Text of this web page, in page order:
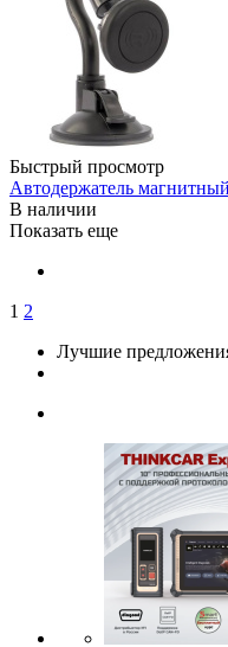
Быстрый просмотр
Автодержатель
В наличии
Показать еще
1 2
Лучшие